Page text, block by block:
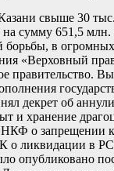
свыше 30
сумму 651,5 млн.
в
«Верховный
об
и хранение
НКФ о
о ликвидации в
опубликовано